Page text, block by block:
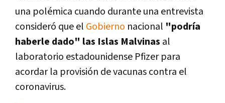
una polémica cuando durante una entrevista
consideró que el Gobierno nacional "podría
haberle dado" las Islas Malvinas al
laboratorio estadounidense Pfizer para
acordar la provisión de vacunas contra el
coronavirus.